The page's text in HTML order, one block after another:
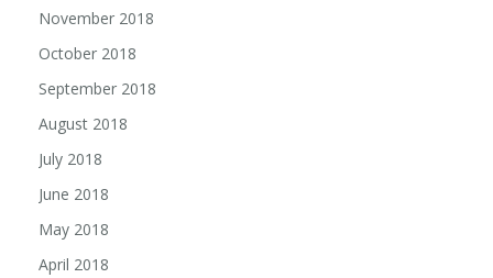
November 2018
October 2018
September 2018
August 2018
July 2018
June 2018
May 2018
April 2018